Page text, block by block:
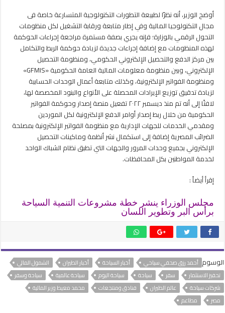
أوضح الوزير، أنه نظرًا لطبيعة التطورات التكنولوجية المتسارعة خاصة فى
مجال التكنولوجيا المالية وفي إطار متابعة ورقابة التشغيل لكل منظومات
التحول الرقمي بالوزارة؛ فإنه يجري بصفة مستمرة مراجعة إجراءات الحوكمة
لهذه المنظومات مع إضافة إجراءات جديدة لزيادة حوكمة الربط والتكامل
بين مركز الدفع والتحصيل الإلكتروني الحكومي، ومنظومة التحصيل
الإلكتروني، وبين منظومة معلومات المالية العامة الحكومية «GFMIS»
ومنظومة الفواتير الإلكترونية، وكذلك متابعة أعمال الوحدات الحسابية
لزيادة تدقيق توزيع الإيرادات المحصلة على الأنواع والبنود المخصصة لها،
لافتًا إلى أنه تم منذ ديسمبر ٢٠٢٢ تفعيل منصة إصدار وحوكمة الفواتير
الحكومية من خلال ربط إصدار أوامر الدفع الإلكترونية لكل الموردين
ومقدمي الخدمات للجهات الإدارية مع منظومة الفواتير الإلكترونية بمصلحة
الضرائب المصرية إضافة إلى استكمال نشر أنظمة وماكينات التحصيل
الإلكتروني بجميع وحدات المرور والجهات التي تطبق نظام الشباك الواحد
لخدمة المواطنين بكل المحافظات.
إقرأ أيضاً :
مجلس الوزراء ينشر خطة مشروعات التنمية السياحة
برأس البر وتطوير اللسان
الوسوم أحمد رزق صحفي سياحي أخبار السياحة أخبار الطيران
الشمول المالي
تحفيز الاستثمار
سفر سياحة سياحة اليوم سياحة عالمية
سياحة وسفر
شركات سياحة
عالم الطيران فنادق ومنتجعات
محمد معيط وزير المالية
مصر
مطاعم